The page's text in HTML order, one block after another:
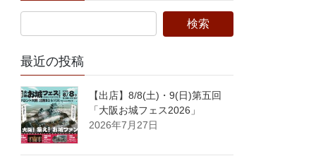
最近の投稿
【出店】8/8(土)・9(日)第五回
「大阪お城フェス2026」
2026年7月27日